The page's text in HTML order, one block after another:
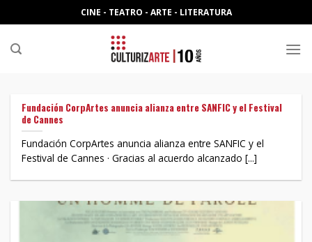
to
content
CINE - TEATRO - ARTE - LITERATURA
Fundación CorpArtes anuncia alianza entre SANFIC y el Festival
de Cannes
Fundación CorpArtes anuncia alianza entre SANFIC y el
Festival de Cannes · Gracias al acuerdo alcanzado [...]